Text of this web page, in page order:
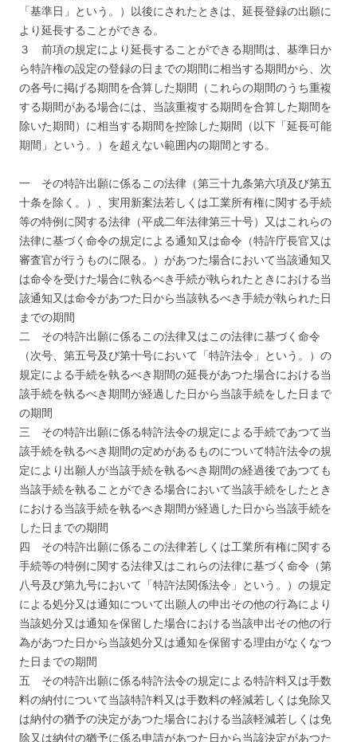
「基準日」という。）以後にされたときは、延長登録の出願に
より延長することができる。
３ 前項の規定により延長することができる期間は、基準日か
ら特許権の設定の登録の日までの期間に相当する期間から、次
の各号に掲げる期間を合算した期間（これらの期間のうち重複
する期間がある場合には、当該重複する期間を合算した期間を
除いた期間）に相当する期間を控除した期間（以下「延長可能
期間」という。）を超えない範囲内の期間とする。
一 その特許出願に係るこの法律（第三十九条第六項及び第五
十条を除く。）、実用新案法若しくは工業所有権に関する手続
等の特例に関する法律（平成二年法律第三十号）又はこれらの
法律に基づく命令の規定による通知又は命令（特許庁長官又は
審査官が行うものに限る。）があつた場合において当該通知又
は命令を受けた場合に執るべき手続が執られたときにおける当
該通知又は命令があつた日から当該執るべき手続が執られた日
までの期間
二 その特許出願に係るこの法律又はこの法律に基づく命令
（次号、第五号及び第十号において「特許法令」という。）の
規定による手続を執るべき期間の延長があつた場合における当
該手続を執るべき期間が経過した日から当該手続をした日まで
の期間
三 その特許出願に係る特許法令の規定による手続であつて当
該手続を執るべき期間の定めがあるものについて特許法令の規
定により出願人が当該手続を執るべき期間の経過後であつても
当該手続を執ることができる場合において当該手続をしたとき
における当該手続を執るべき期間が経過した日から当該手続を
した日までの期間
四 その特許出願に係るこの法律若しくは工業所有権に関する
手続等の特例に関する法律又はこれらの法律に基づく命令（第
八号及び第九号において「特許法関係法令」という。）の規定
による処分又は通知について出願人の申出その他の行為により
当該処分又は通知を保留した場合における当該申出その他の行
為があつた日から当該処分又は通知を保留する理由がなくなつ
た日までの期間
五 その特許出願に係る特許法令の規定による特許料又は手数
料の納付について当該特許料又は手数料の軽減若しくは免除又
は納付の猶予の決定があつた場合における当該軽減若しくは免
除又は納付の猶予に係る申請があつた日から当該決定があつた